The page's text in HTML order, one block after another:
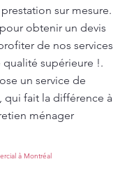
sur mesure.
obtenir un devis
de nos services
supérieure !.
un service de
qui fait la différence à
ménager
à Montréal